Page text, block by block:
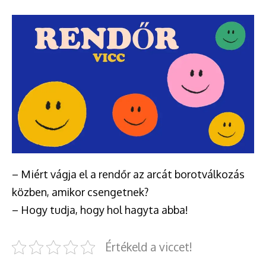
– Miért vágja el a rendőr az arcát borotválkozás
közben, amikor csengetnek?
– Hogy tudja, hogy hol hagyta abba!
Értékeld a viccet!